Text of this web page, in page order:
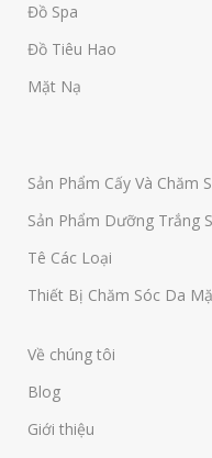
Đồ Spa
Đồ Tiêu Hao
Mặt Nạ
Sản Phẩm Cấy Và Chăm
Sản Phẩm Dưỡng Trắng
Tê Các Loại
Thiết Bị Chăm Sóc Da
Về chúng tôi
Blog
Giới thiệu